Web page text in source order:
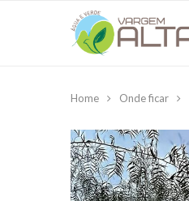
Home Onde ficar